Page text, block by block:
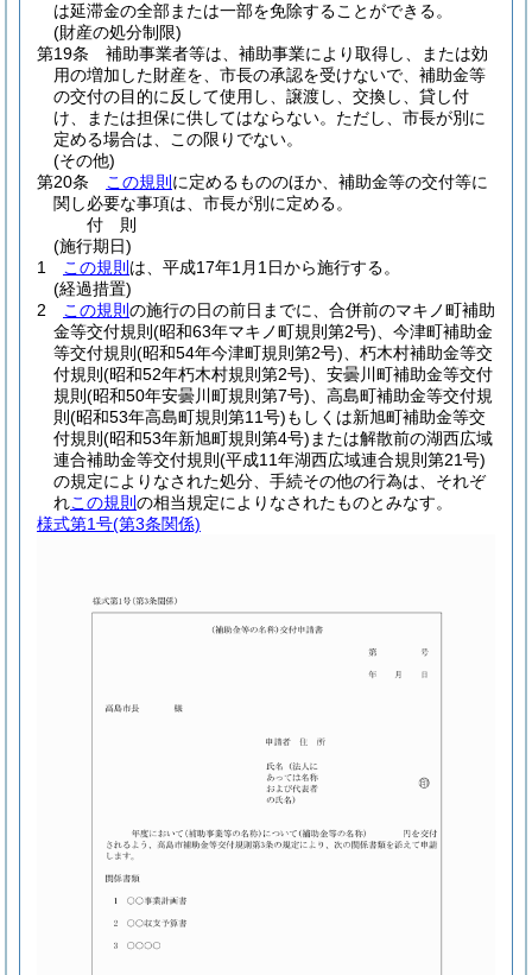
は延滞金の全部または一部を免除することができる。
(財産の処分制限)
第19条
補助事業者等は、補助事業により取得し、または効
用の増加した財産を、市長の承認を受けないで、補助金等
の交付の目的に反して使用し、譲渡し、交換し、貸し付
け、または担保に供してはならない。 ただし、市長が別に
定める場合は、この限りでない。
(その他)
第20条
この規則 に定めるもののほか、補助金等の交付等に
関し必要な事項は、市長が別に定める。
付 則
(施行期日)
1
この規則 は、平成17年1月1日から施行する。
(経過措置)
2
この規則 の施行の日の前日までに、合併前のマキノ町補助
金等交付規則 (昭和63年マキノ町規則第2号) 、今津町補助金
等交付規則 (昭和54年今津町規則第2号) 、朽木村補助金等交
付規則 (昭和52年朽木村規則第2号) 、安曇川町補助金等交付
規則 (昭和50年安曇川町規則第7号) 、高島町補助金等交付規
則 (昭和53年高島町規則第11号)もしくは新旭町補助金等交
付規則 (昭和53年新旭町規則第4号) または解散前の湖西広域
連合補助金等交付規則 (平成11年湖西広域連合規則第21号)
の規定によりなされた処分、手続その他の行為は、それぞ
れこの規則 の相当規定によりなされたものとみなす。
様式第1号(第3条関係)